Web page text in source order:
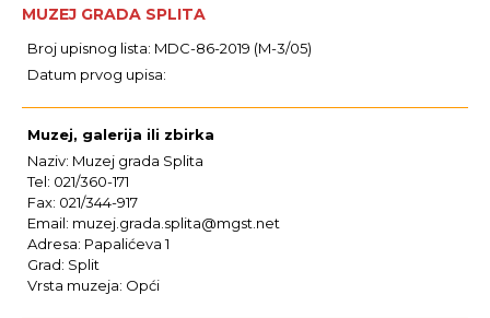
MUZEJ GRADA SPLITA
Broj upisnog lista: MDC-86-2019 (M-3/05)
Datum prvog upisa:
Muzej, galerija ili zbirka
Naziv: Muzej grada Splita
Tel: 021/360-171
Fax: 021/344-917
Email: muzej.grada.splita@mgst.net
Adresa: Papalićeva 1
Grad: Split
Vrsta muzeja: Opći